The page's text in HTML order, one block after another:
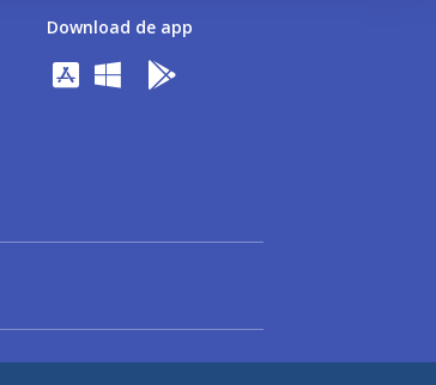
Download de app